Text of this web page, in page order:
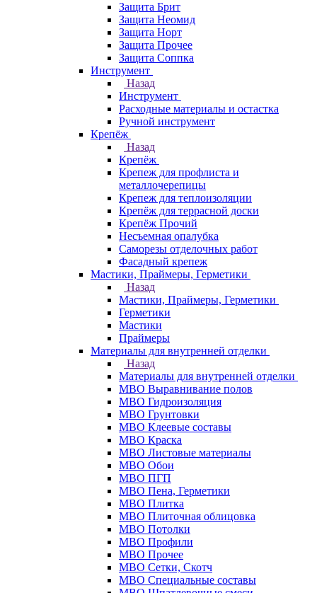
Защита Брит
Защита Неомид
Защита Норт
Защита Прочее
Защита Соппка
Инструмент
Назад
Инструмент
Расходные материалы и остастка
Ручной инструмент
Крепёж
Назад
Крепёж
Крепеж для профлиста и
металлочерепицы
Крепеж для теплоизоляции
Крепёж для террасной доски
Крепёж Прочий
Несъемная опалубка
Саморезы отделочных работ
Фасадный крепеж
Мастики, Праймеры, Герметики
Назад
Мастики, Праймеры, Герметики
Герметики
Мастики
Праймеры
Материалы для внутренней отделки
Назад
Материалы для внутренней отделки
МВО Выравнивание полов
МВО Гидроизоляция
МВО Грунтовки
МВО Клеевые составы
МВО Краска
МВО Листовые материалы
МВО Обои
МВО ПГП
МВО Пена, Герметики
МВО Плитка
МВО Плиточная облицовка
МВО Потолки
МВО Профили
МВО Прочее
МВО Сетки, Скотч
МВО Специальные составы